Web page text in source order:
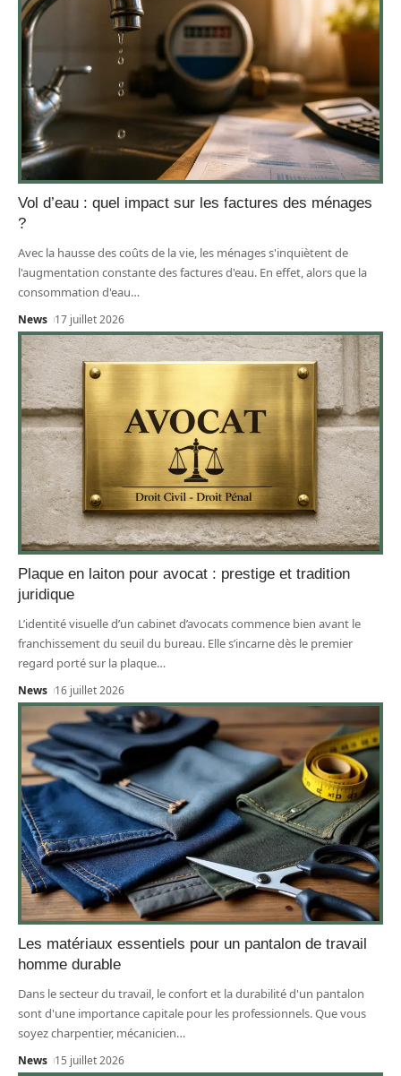
Vol d’eau : quel impact sur les factures des ménages
?
Avec la hausse des coûts de la vie, les ménages s'inquiètent de
l'augmentation constante des factures d'eau. En effet, alors que la
consommation d'eau…
News 17 juillet 2026
Plaque en laiton pour avocat : prestige et tradition
juridique
L’identité visuelle d’un cabinet d’avocats commence bien avant le
franchissement du seuil du bureau. Elle s’incarne dès le premier
regard porté sur la plaque…
News 16 juillet 2026
Les matériaux essentiels pour un pantalon de travail
homme durable
Dans le secteur du travail, le confort et la durabilité d'un pantalon
sont d'une importance capitale pour les professionnels. Que vous
soyez charpentier, mécanicien…
News 15 juillet 2026